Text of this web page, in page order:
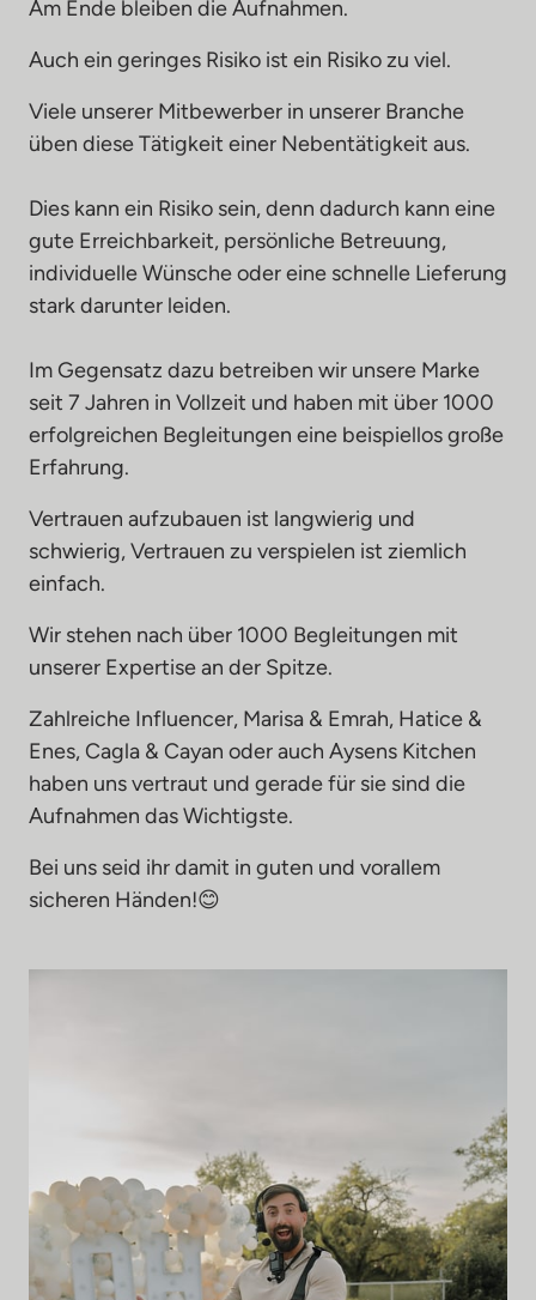
Am Ende bleiben die Aufnahmen.
Auch ein geringes Risiko ist ein Risiko zu viel.
Viele unserer Mitbewerber in unserer Branche
üben diese Tätigkeit einer Nebentätigkeit aus.
Dies kann ein Risiko sein, denn dadurch kann eine
gute Erreichbarkeit, persönliche Betreuung,
individuelle Wünsche oder eine schnelle Lieferung
stark darunter leiden.
Im Gegensatz dazu betreiben wir unsere Marke
seit 7 Jahren in Vollzeit und haben mit über 1000
erfolgreichen Begleitungen eine beispiellos große
Erfahrung.
Vertrauen aufzubauen ist langwierig und
schwierig, Vertrauen zu verspielen ist ziemlich
einfach.
Wir stehen nach über 1000 Begleitungen mit
unserer Expertise an der Spitze.
Zahlreiche Influencer, Marisa & Emrah, Hatice &
Enes, Cagla & Cayan oder auch Aysens Kitchen
haben uns vertraut und gerade für sie sind die
Aufnahmen das Wichtigste.
Bei uns seid ihr damit in guten und vorallem
sicheren Händen!😊